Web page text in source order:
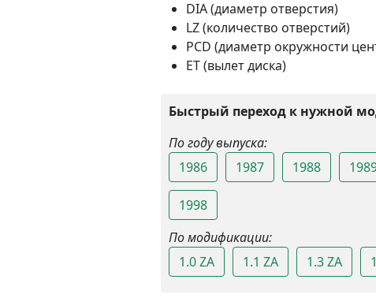
DIA (диаметр отверстия)
LZ (количество отверстий)
PCD (диаметр окружности
ET (вылет диска)
Быстрый переход к нужной
По году выпуска:
1986
1987 1988
1998
По модификации:
1.0 ZA
1.1 ZA 1.3 ZA